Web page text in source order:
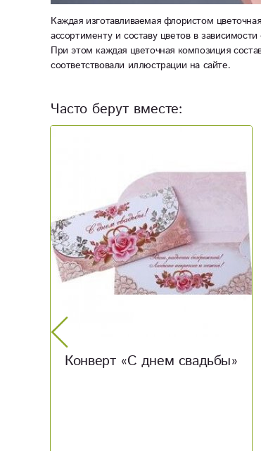
Каждая изготавливаемая флористом
ассортименту и составу цветов в
При этом каждая цветочная композиция
соответствовали иллюстрации на сайте.
Часто берут вместе:
Мягкая игрушка Энджел